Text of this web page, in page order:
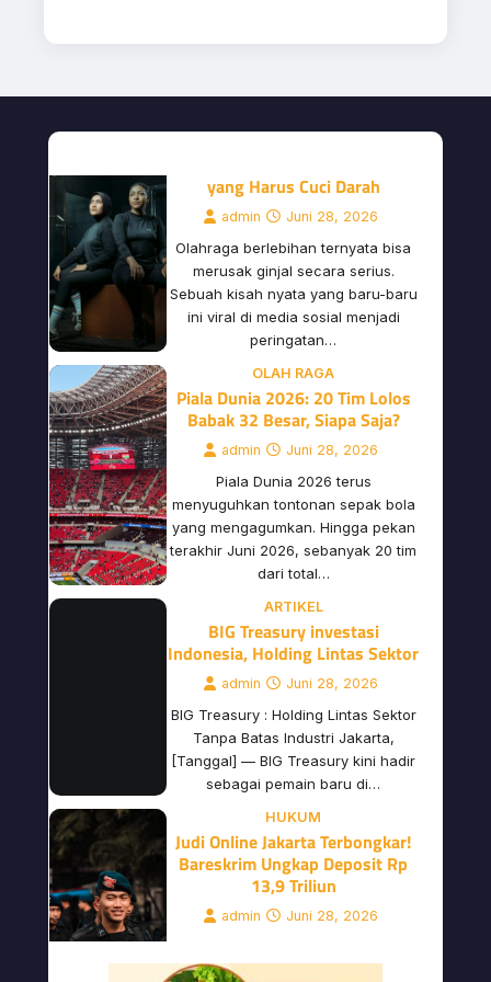
ini viral di media sosial menjadi
peringatan…
OLAH RAGA
Piala Dunia 2026: 20 Tim Lolos
Babak 32 Besar, Siapa Saja?
admin Juni 28, 2026
Piala Dunia 2026 terus
menyuguhkan tontonan sepak bola
yang mengagumkan. Hingga pekan
terakhir Juni 2026, sebanyak 20 tim
dari total…
ARTIKEL
BIG Treasury investasi
Indonesia, Holding Lintas Sektor
admin Juni 28, 2026
BIG Treasury : Holding Lintas Sektor
Tanpa Batas Industri Jakarta,
[Tanggal] — BIG Treasury kini hadir
sebagai pemain baru di…
HUKUM
Judi Online Jakarta Terbongkar!
Bareskrim Ungkap Deposit Rp
13,9 Triliun
admin Juni 28, 2026
Kasus judi online Jakarta kembali
menggemparkan publik Indonesia.
Badan Reserse Kriminal Polri
(Bareskrim) berhasil membongkar
jaringan judi online Jakarta yang…
Olahraga Berlebihan Merusak